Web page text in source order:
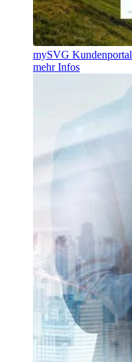
mySVG Kundenportal
mehr Infos